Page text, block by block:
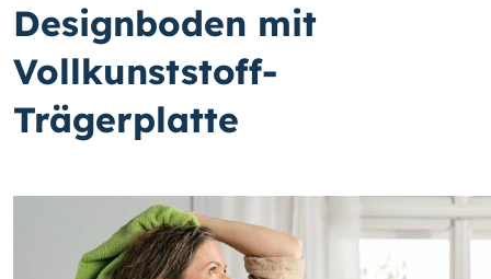
Designboden mit
Vollkunststoff-
Trägerplatte